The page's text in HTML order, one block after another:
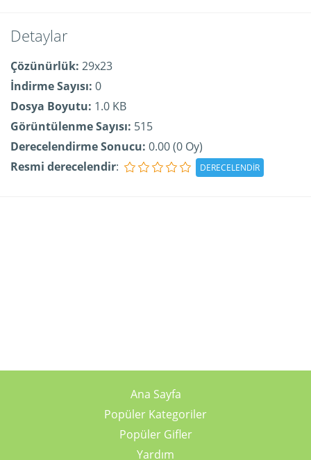
Detaylar
Çözünürlük: 29x23
İndirme Sayısı: 0
Dosya Boyutu: 1.0 KB
Görüntülenme Sayısı: 515
Derecelendirme Sonucu: 0.00 (0 Oy)
Resmi derecelendir:
Ana Sayfa
Popüler Kategoriler
Popüler Gifler
Yardım